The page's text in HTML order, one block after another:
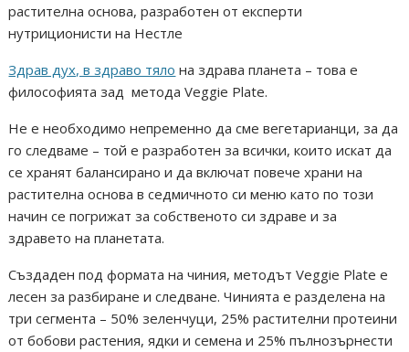
растителна основа, разработен от експерти
нутриционисти на Нестле
Здрав дух, в здраво тяло на здрава планета – това е
философията зад метода Veggie Plate.
Не е необходимо непременно да сме вегетарианци, за да
го следваме – той е разработен за всички, които искат да
се хранят балансирано и да включат повече храни на
растителна основа в седмичното си меню като по този
начин се погрижат за собственото си здраве и за
здравето на планетата.
Създаден под формата на чиния, методът Veggie Plate е
лесен за разбиране и следване. Чинията е разделена на
три сегмента – 50% зеленчуци, 25% растителни протеини
от бобови растения, ядки и семена и 25% пълнозърнести